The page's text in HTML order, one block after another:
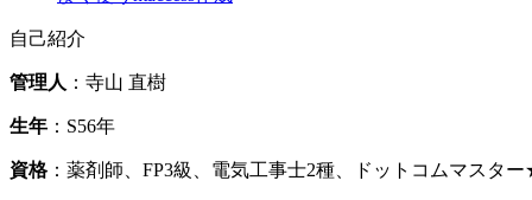
自己紹介
管理人 ：寺山 直樹
生年 ：S56年
資格：薬剤師、FP3級、電気工事士2種、ドットコムマスタ